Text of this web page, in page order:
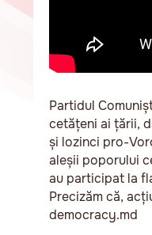
Partidul
cetățeni ai țării,
și lozinci pro-
aleșii poporului
au participat la
Precizăm că,
democracy.md